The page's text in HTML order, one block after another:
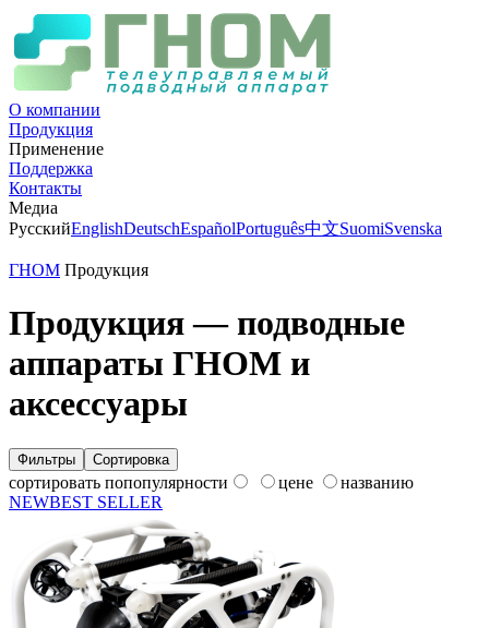
О компании
Продукция
Применение
Поддержка
Контакты
Медиа
РусскийEnglishDeutschEspañolPortuguês中文SuomiSvenska
ГНОМ Продукция
Продукция — подводные
аппараты ГНОМ и
аксессуары
Фильтры Сортировка
сортировать попопулярности цене
названию
NEWBEST SELLER